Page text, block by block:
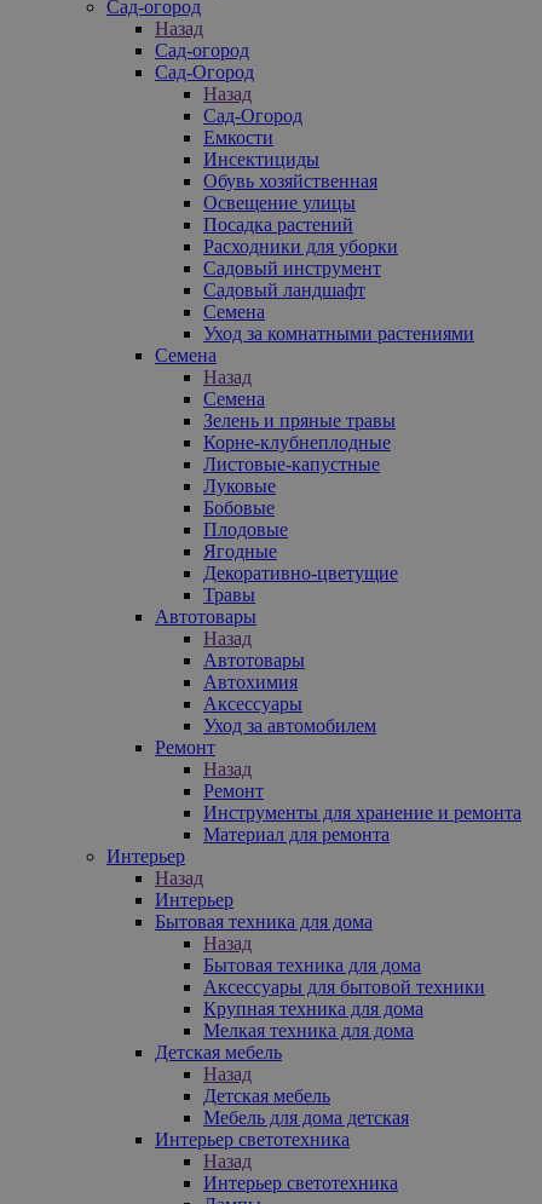
Сад-огород
Назад
Сад-огород
Сад-Огород
Назад
Сад-Огород
Емкости
Инсектициды
Обувь хозяйственная
Освещение улицы
Посадка растений
Расходники для уборки
Садовый инструмент
Садовый ландшафт
Семена
Уход за комнатными растениями
Семена
Назад
Семена
Зелень и пряные травы
Корне-клубнеплодные
Листовые-капустные
Луковые
Бобовые
Плодовые
Ягодные
Декоративно-цветущие
Травы
Автотовары
Назад
Автотовары
Автохимия
Аксессуары
Уход за автомобилем
Ремонт
Назад
Ремонт
Инструменты для хранение и ремонта
Материал для ремонта
Интерьер
Назад
Интерьер
Бытовая техника для дома
Назад
Бытовая техника для дома
Аксессуары для бытовой техники
Крупная техника для дома
Мелкая техника для дома
Детская мебель
Назад
Детская мебель
Мебель для дома детская
Интерьер светотехника
Назад
Интерьер светотехника